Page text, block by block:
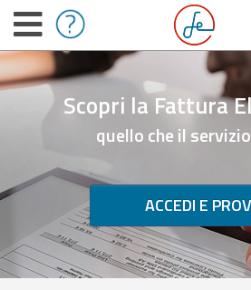
Scopri la Fattura
quello che il
ACCEDI E